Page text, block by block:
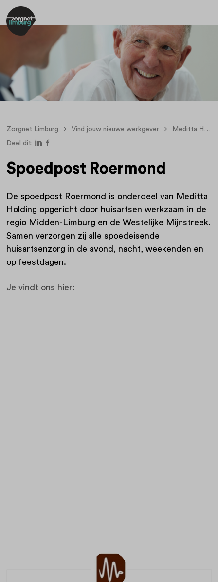
Zorgnet Limburg Vind jouw nieuwe werkgever Meditta Holding BV
Deel dit:
Spoedpost Roermond
De spoedpost Roermond is onderdeel van Meditta
Holding opgericht door huisartsen werkzaam in de
regio Midden-Limburg en de Westelijke Mijnstreek.
Samen verzorgen zij alle spoedeisende
huisartsenzorg in de avond, nacht, weekenden en
op feestdagen.
Je vindt ons hier: